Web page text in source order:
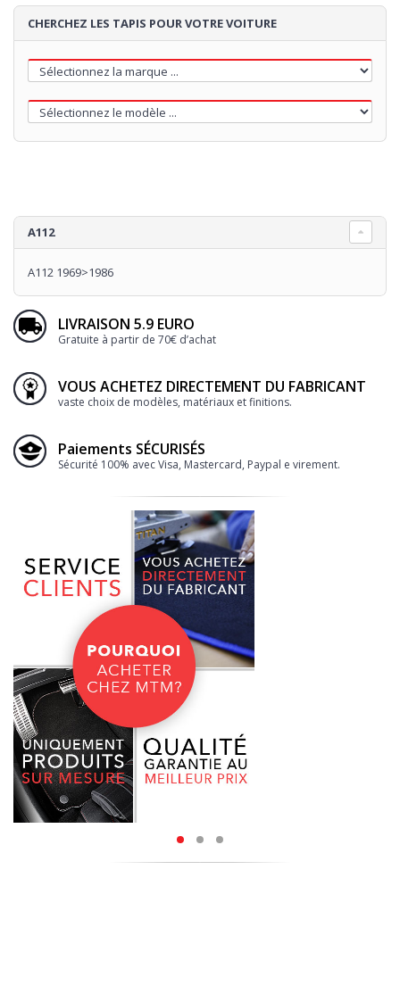
CHERCHEZ LES TAPIS POUR VOTRE VOITURE
A112
A112 1969>1986
LIVRAISON 5.9 EURO
Gratuite à partir de 70€ d’achat
VOUS ACHETEZ DIRECTEMENT DU FABRICANT
vaste choix de modèles, matériaux et finitions.
Paiements SÉCURISÉS
Sécurité 100% avec Visa, Mastercard, Paypal e virement.